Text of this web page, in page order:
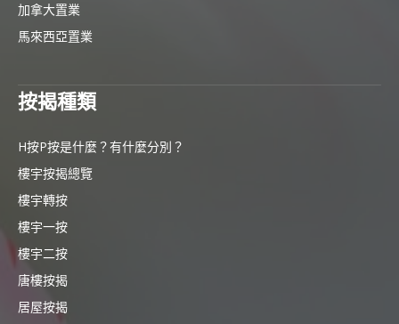
加拿大置業
馬來西亞置業
按揭種類
H按P按是什麼？有什麼分別？
樓宇按揭總覽
樓宇轉按
樓宇一按
樓宇二按
唐樓按揭
居屋按揭